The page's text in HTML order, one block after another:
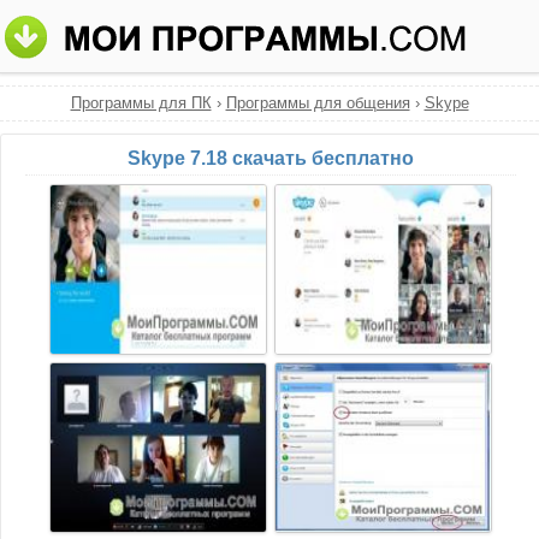
Программы для ПК› Программы для общения › Skype
Skype 7.18 скачать бесплатно